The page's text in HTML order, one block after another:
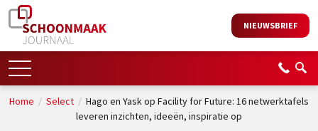
NIEUWSBRIEF
Home / Select / Hago en Yask op Facility for Future: 16 netwerktafels
leveren inzichten, ideeën, inspiratie op